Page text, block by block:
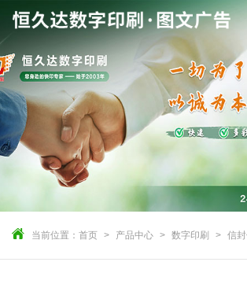
当前位置： 首页 产品中心 数字印刷 信